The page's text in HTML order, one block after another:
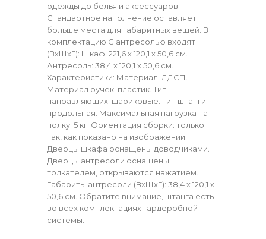
одежды до белья и аксессуаров.
Стандартное наполнение оставляет
больше места для габаритных вещей. В
комплектацию С антресолью входят
(ВхШхГ): Шкаф: 221,6 х 120,1 х 50,6 см.
Антресоль: 38,4 х 120,1 х 50,6 см.
Характеристики: Материал: ЛДСП.
Материал ручек: пластик. Тип
направляющих: шариковые. Тип штанги:
продольная. Максимальная нагрузка на
полку: 5 кг. Ориентация сборки: только
так, как показано на изображении.
Дверцы шкафа оснащены доводчиками.
Дверцы антресоли оснащены
толкателем, открываются нажатием.
Габариты антресоли (ВхШхГ): 38,4 х 120,1 х
50,6 см. Обратите внимание, штанга есть
во всех комплектациях гардеробной
системы.